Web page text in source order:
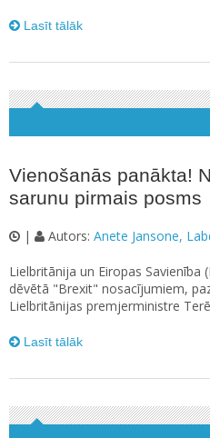
Lasīt tālāk
Vienošanās panākta!
sarunu pirmais posms
| Autors: Anete Jansone,
Lielbritānija un Eiropas Savienība
dēvētā "Brexit" nosacījumiem,
Lielbritānijas premjerministre
Lasīt tālāk